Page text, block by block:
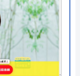
ぎの方にもお
いかがでしょ